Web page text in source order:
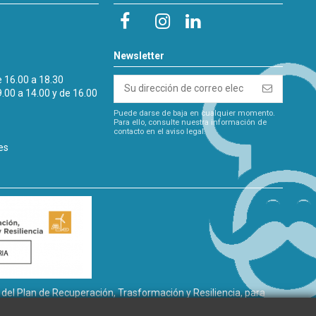
16.00 a 18.30
a 14.00 y de 16.00
Newsletter
Puede darse de baja en cualquier momento.
Para ello, consulte nuestra información de
contacto en el aviso legal.
Plan de Recuperación, Trasformación y Resiliencia, para
renovable, así como la implantación de sistemas